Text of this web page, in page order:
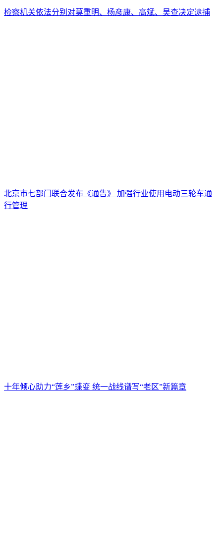
检察机关依法分别对莫重明、杨彦康、高斌、吴查决定逮捕
北京市七部门联合发布《通告》 加强行业使用电动三轮车通
行管理
十年倾心助力“莲乡”蝶变 统一战线谱写“老区”新篇章